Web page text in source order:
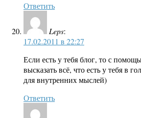
Ответить
Leps:
17.02.2011 в 22:27
Если есть у тебя блог, то с
высказать всё, что есть у тебя в
для внутренних мыслей)
Ответить